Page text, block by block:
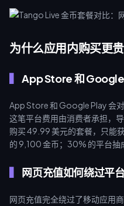
为什么应用内购买更
App Store 和
App Store 和 Google Play 会
这笔平台费用由消费者承担，
购买 49.99 美元的套餐，只能
的 9,100 金币；30% 的平台抽
网页充值如何绕过平
网页充值完全绕过了移动应用